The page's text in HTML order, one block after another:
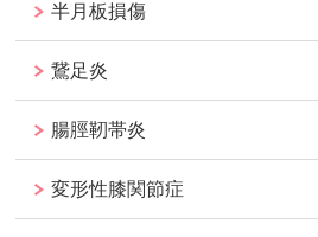
半月板損傷
鵞足炎
腸脛靭帯炎
変形性膝関節症